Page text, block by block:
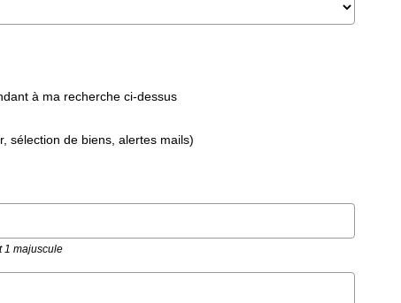
à ma recherche ci-dessus
sélection de biens, alertes mails)
1 majuscule